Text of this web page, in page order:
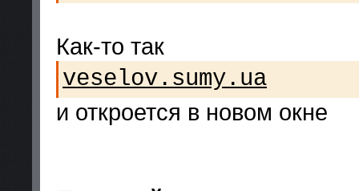
Как-то так
veselov.sumy.ua
и откроется в новом окне